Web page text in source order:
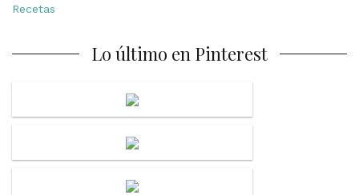
Recetas
Lo último en Pinterest